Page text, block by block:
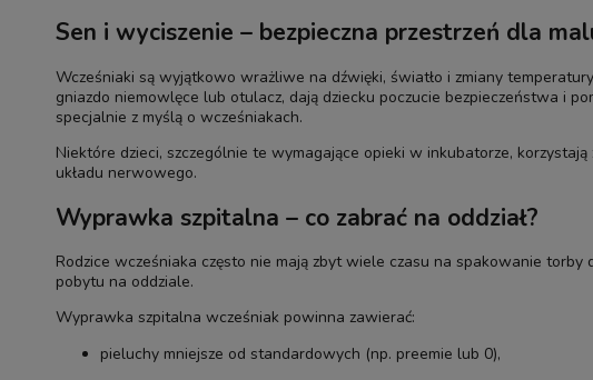
Sen i wyciszenie – bezpieczna przestrzeń dla
Wcześniaki są wyjątkowo wrażliwe na dźwięki, światło i zmiany
gniazdo niemowlęce lub otulacz, dają dziecku poczucie bezpieczeństwa i
specjalnie z myślą o wcześniakach.
Niektóre dzieci, szczególnie te wymagające opieki w inkubatorze,
układu nerwowego.
Wyprawka szpitalna – co zabrać na oddział?
Rodzice wcześniaka często nie mają zbyt wiele czasu na spakowanie
pobytu na oddziale.
Wyprawka szpitalna wcześniak powinna zawierać:
pieluchy mniejsze od standardowych (np. preemie lub 0),